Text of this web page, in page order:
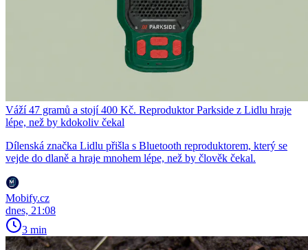
Váží 47 gramů a stojí 400 Kč. Reproduktor Parkside z Lidlu hraje
lépe, než by kdokoliv čekal
Dílenská značka Lidlu přišla s Bluetooth reproduktorem, který se
vejde do dlaně a hraje mnohem lépe, než by člověk čekal.
Mobify.cz
dnes, 21:08
3 min